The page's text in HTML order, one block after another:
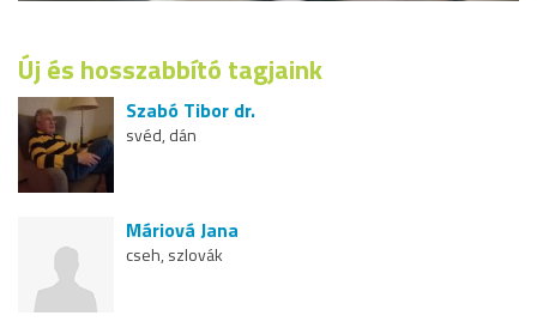
Új és hosszabbító tagjaink
Szabó Tibor dr.
svéd, dán
Máriová Jana
cseh, szlovák